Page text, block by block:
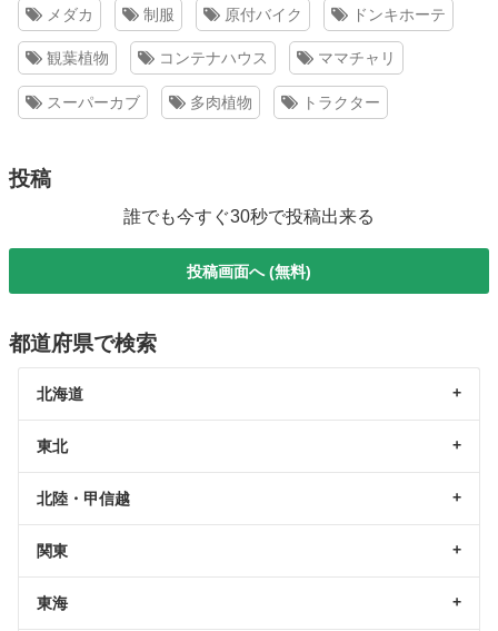
メダカ 制服 原付バイク ドンキホーテ
観葉植物 コンテナハウス ママチャリ
スーパーカブ 多肉植物 トラクター
投稿
誰でも今すぐ30秒で投稿出来る
投稿画面へ (無料)
都道府県で検索
北海道
東北
北陸・甲信越
関東
東海